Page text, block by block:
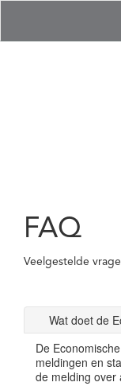
FAQ
Veelgestelde
Wat doet de
De
meldingen en
de melding over